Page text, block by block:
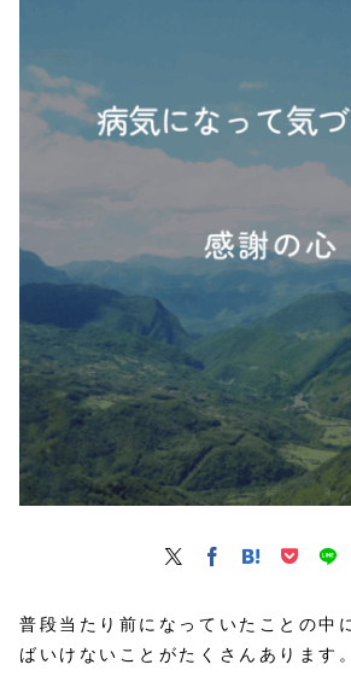
普段当たり前になっていたことの中
ばいけないことがたくさんあります。